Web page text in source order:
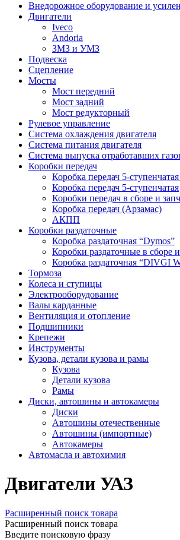
Внедорожное оборудование и
Двигатели
Iveco
Andoria
ЗМЗ и УМЗ
Подвеска
Сцепление
Мосты
Мост передний
Мост задний
Мост редукторный
Рулевое управление
Система охлаждения двигателя
Система питания двигателя
Система выпуска отработавших
Коробки передач
Коробка передач 5-
Коробка передач 5-ступенчатая
Коробки передач в сборе и
Коробка передач (Арзамас)
АКПП
Коробки раздаточные
Коробка раздаточная “Dymos”
Коробки раздаточные в сборе
Коробка раздаточная “DIVGI
Тормоза
Колеса и ступицы
Электрооборудование
Валы карданные
Вентиляция и отопление
Подшипники
Крепежи
Инструменты
Кузова, детали кузова и рамы
Кузова
Детали кузова
Рамы
Диски, автошины и автокамеры
Диски
Автошины отечественные
Автошины (импортные)
Автокамеры
Автомасла и автохимия
Двигатели УАЗ
Расширенный поиск товара
Расширенный поиск товара
Введите поисковую фразу